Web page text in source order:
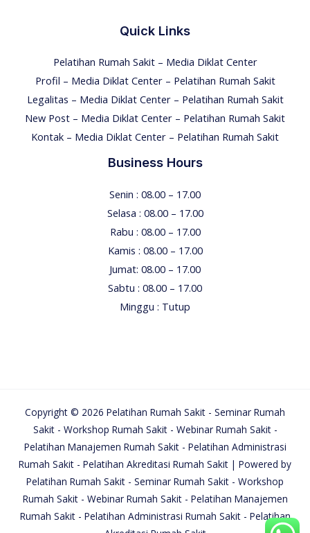
Quick Links
Pelatihan Rumah Sakit – Media Diklat Center
Profil – Media Diklat Center – Pelatihan Rumah Sakit
Legalitas – Media Diklat Center – Pelatihan Rumah Sakit
New Post – Media Diklat Center – Pelatihan Rumah Sakit
Kontak – Media Diklat Center – Pelatihan Rumah Sakit
Business Hours
Senin : 08.00 – 17.00
Selasa : 08.00 – 17.00
Rabu : 08.00 – 17.00
Kamis : 08.00 – 17.00
Jumat: 08.00 – 17.00
Sabtu : 08.00 – 17.00
Minggu : Tutup
Copyright © 2026 Pelatihan Rumah Sakit - Seminar Rumah
Sakit - Workshop Rumah Sakit - Webinar Rumah Sakit -
Pelatihan Manajemen Rumah Sakit - Pelatihan Administrasi
Rumah Sakit - Pelatihan Akreditasi Rumah Sakit | Powered by
Pelatihan Rumah Sakit - Seminar Rumah Sakit - Workshop
Rumah Sakit - Webinar Rumah Sakit - Pelatihan Manajemen
Rumah Sakit - Pelatihan Administrasi Rumah Sakit - Pelatihan